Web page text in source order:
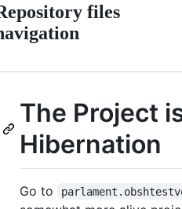
files
The Project
Hibernation
Go to